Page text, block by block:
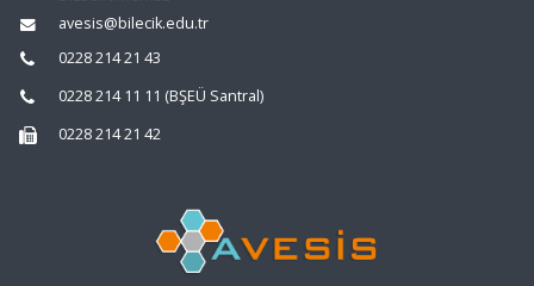
avesis@bilecik.edu.tr
0228 214 21 43
0228 214 11 11 (BŞEÜ Santral)
0228 214 21 42